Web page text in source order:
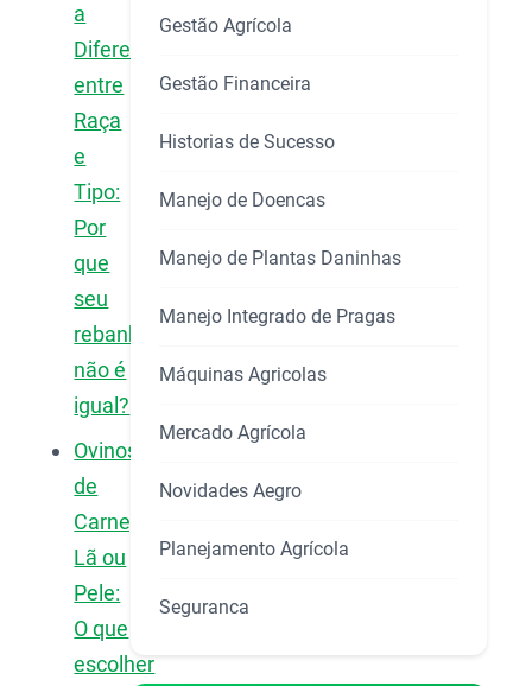
a
Diferença
entre
Raça
e
Tipo:
Por
que
seu
rebanho
não é
igual?
Ovinos
de
Carne,
Lã ou
Pele:
O que
escolher
Gestão Agrícola
Gestão Financeira
Historias de Sucesso
Manejo de Doencas
Manejo de Plantas Daninhas
Manejo Integrado de Pragas
Máquinas Agricolas
Mercado Agrícola
Novidades Aegro
Planejamento Agrícola
Seguranca